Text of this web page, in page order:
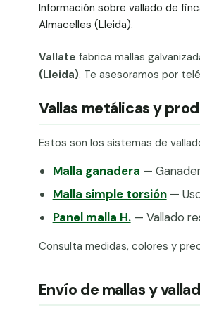
Información sobre vallado de
Almacelles (Lleida).
Vallate fabrica mallas
(Lleida). Te asesoramos por
Vallas metálicas y
Estos son los sistemas de
Malla ganadera —
Malla simple torsión—
Panel malla H.— Vallado
Consulta medidas, colores y
Envío de mallas y